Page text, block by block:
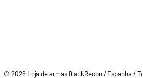
© 2026 Loja de armas BlackRecon / Espanha /